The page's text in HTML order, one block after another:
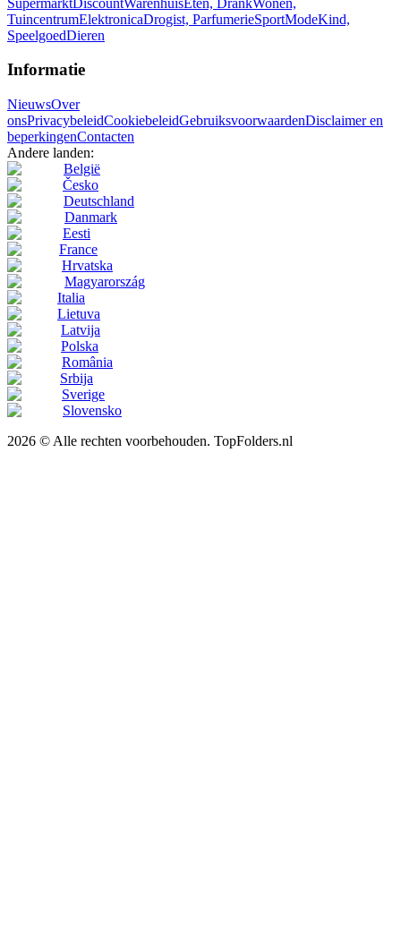
TuincentrumElektronicaDrogist, ParfumerieSportModeKind,
SpeelgoedDieren
Informatie
NieuwsOver
onsPrivacybeleidCookiebeleidGebruiksvoorwaardenDisclaimer en
beperkingenContacten
Andere landen:
België
Česko
Deutschland
Danmark
Eesti
France
Hrvatska
Magyarország
Italia
Lietuva
Latvija
Polska
România
Srbija
Sverige
Slovensko
2026 © Alle rechten voorbehouden. TopFolders.nl